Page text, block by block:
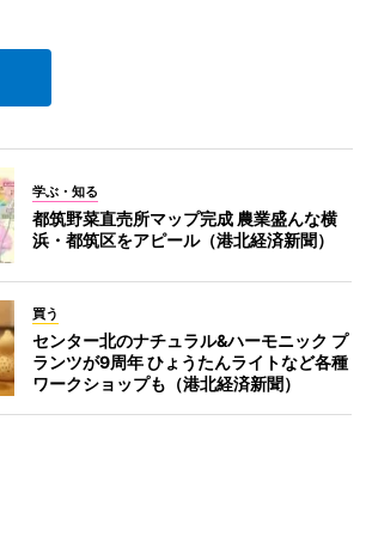
学ぶ・知る
都筑野菜直売所マップ完成 農業盛んな横
浜・都筑区をアピール（港北経済新聞）
買う
センター北のナチュラル&ハーモニック プ
ランツが9周年 ひょうたんライトなど各種
ワークショップも（港北経済新聞）